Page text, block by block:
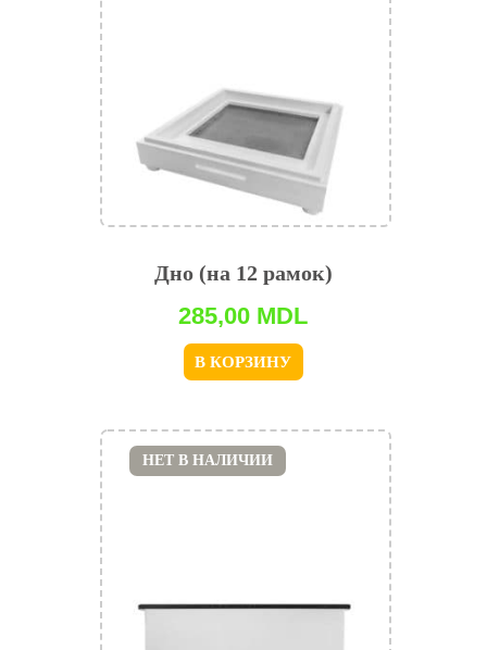
Дно (на 12 рамок)
285,00 MDL
В КОРЗИНУ
НЕТ В НАЛИЧИИ